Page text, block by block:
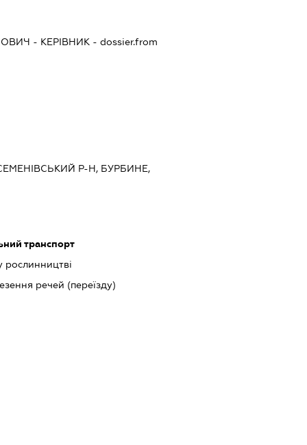
- КЕРІВНИК - dossier.from
Р-Н, БУРБИНЕ,
транспорт
рослинництві
речей (переїзду)